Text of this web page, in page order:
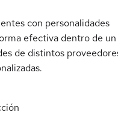
con personalidades
efectiva dentro de un
de distintos